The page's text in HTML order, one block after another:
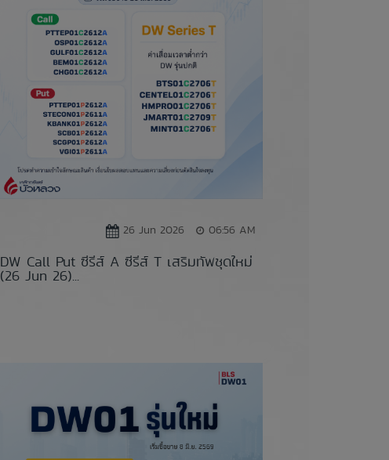
26 Jun 2026 06:56 AM
DW Call Put ซีรีส์ A ซีรีส์ T เสริมทัพชุดใหม่
(26 Jun 26)...